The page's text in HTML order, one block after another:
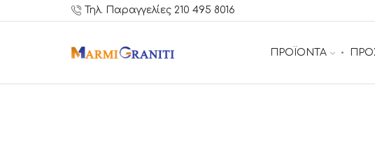
Τηλ. Παραγγελίες 210 495 8016
ΠΡΟΪΟΝΤΑ